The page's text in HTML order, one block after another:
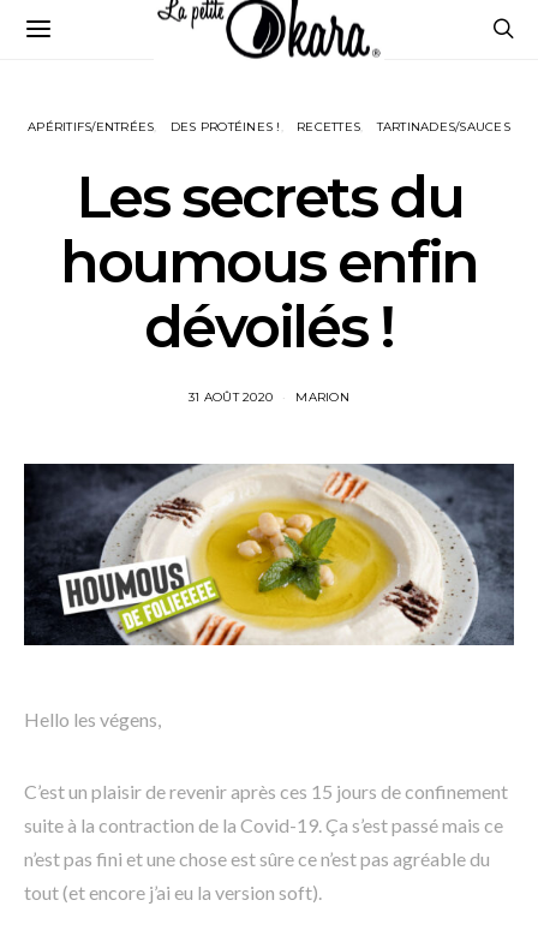
APÉRITIFS/ENTRÉES DES PROTÉINES ! RECETTES TARTINADES/SAUCES
Les secrets du
houmous enfin
dévoilés !
31 AOÛT 2020 MARION
Hello les végens,
C’est un plaisir de revenir après ces 15 jours de confinement
suite à la contraction de la Covid-19. Ça s’est passé mais ce
n’est pas fini et une chose est sûre ce n’est pas agréable du
tout (et encore j’ai eu la version soft).